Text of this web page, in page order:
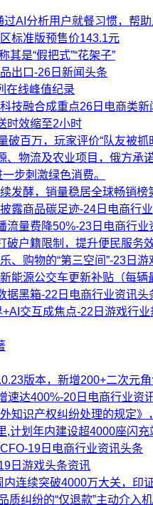
AI分析用户就餐习惯，帮
标准版预售价143.1元
其是“假把式”“花架子”
出口-26日新闻头条
在线峰值纪录
技融合成重点26日电商类新
时效缩至2小时
百万，玩家评价“队友被抓
、物流及农业项目，俄方承
步刺激绿色消费。
发酵，销量稳居全球畅销榜
露商品碳足迹-24日电商行
流量费降50%-23日电商行业
破户籍限制，提升便民服务
、购物的“第三空间”-23日游
能源公交车更新补贴（每
据黑箱-22日电商行业资讯头
交互成焦点-22日游戏行业
版本，新增200+二次元
速达400%-20日电商行业资
知识产权纠纷处理的规定
,计划年内建设超4000座闪充
19日电商行业资讯头条
日游戏头条资讯
连续突破4000万大关，印
纠纷的“仅退款”主动介入机